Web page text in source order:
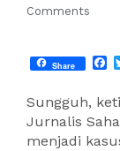
Comments
Share
Sungguh,
Jurnalis
menjadi